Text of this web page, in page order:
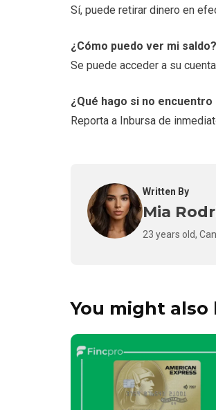
Sí, puede retirar dinero en
¿Cómo puedo ver mi saldo?
Se puede acceder a su
¿Qué hago si no
Reporta a Inbursa de
Written By
Mia
23 years old,
You might also